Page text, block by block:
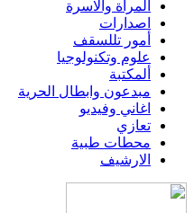
المراة والاسرة
اصدارات
أمور تللسقف
علوم وتكنولوجيا
ألمكتبة
مبدعون وابطال الحرية
اغاني وفيديو
تعازي
محطات طبية
الارشيف